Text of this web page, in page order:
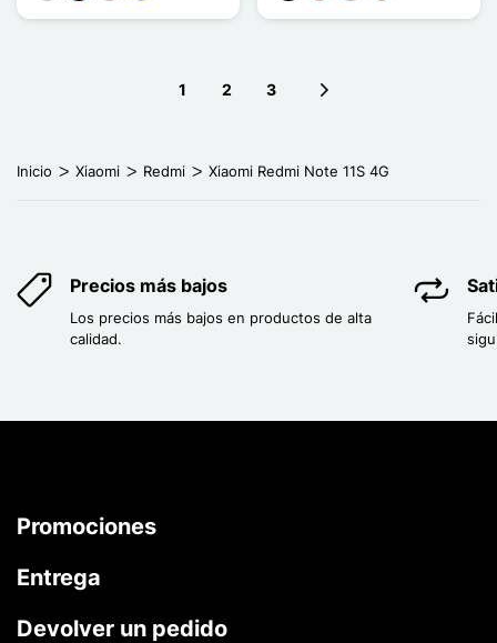
1 2 3
Inicio Xiaomi Redmi Xiaomi Redmi Note 11S 4G
Precios más bajos
Los precios más bajos en productos de alta
calidad.
Promociones
Entrega
Devolver un pedido